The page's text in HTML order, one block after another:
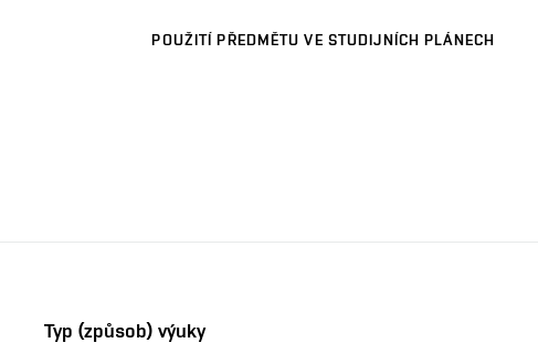
POUŽITÍ PŘEDMĚTU VE STUDIJNÍCH PLÁNECH
Typ (způsob) výuky